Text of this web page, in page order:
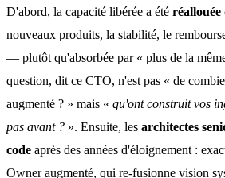
D'abord, la capacité libérée a été réallouée
nouveaux produits, la stabilité, le
— plutôt qu'absorbée par « plus de la
question, dit ce CTO, n'est pas « de
augmenté ? » mais « qu'ont construit vos
pas avant ? ». Ensuite, les architectes
code après des années d'éloignement :
Owner augmenté, qui re-fusionne vision